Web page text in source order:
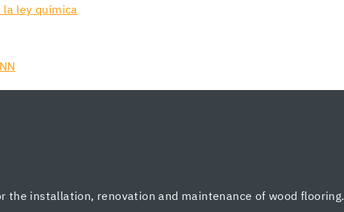
la ley química
the installation, renovation and maintenance of wood flooring.